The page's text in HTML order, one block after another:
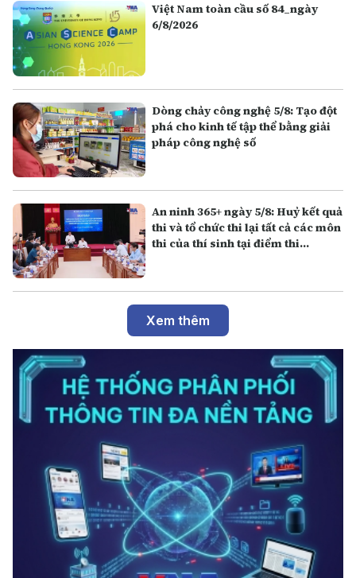
Việt Nam toàn cầu số 84_ngày
6/8/2026
Dòng chảy công nghệ 5/8: Tạo đột
phá cho kinh tế tập thể bằng giải
pháp công nghệ số
An ninh 365+ ngày 5/8: Huỷ kết quả
thi và tổ chức thi lại tất cả các môn
thi của thí sinh tại điểm thi
Xem thêm